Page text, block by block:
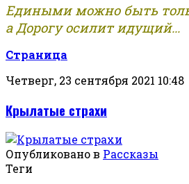
Едиными можно быть
а Дорогу осилит идущий...
Страница
Четверг, 23 сентября 2021 10:48
Крылатые страхи
Опубликовано в Рассказы
Теги